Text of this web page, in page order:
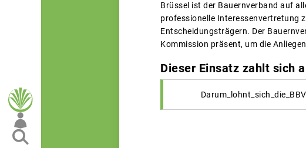
Brüssel ist der Bauernverband auf
professionelle Interessenvertretung
Entscheidungsträgern. Der
Kommission präsent, um die
Dieser Einsatz zahlt sich